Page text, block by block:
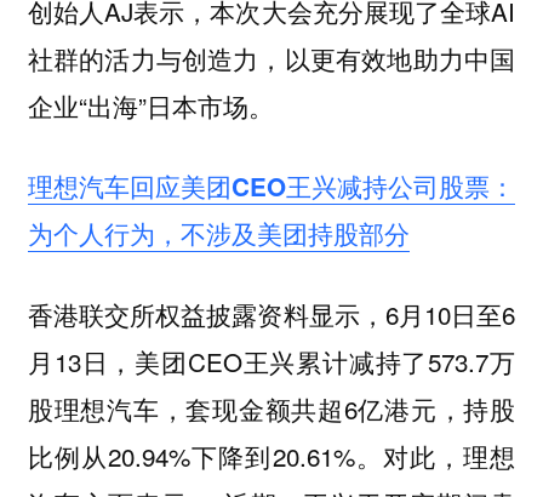
创始人AJ表示，本次大会充分展现了全球AI
社群的活力与创造力，以更有效地助力中国
企业“出海”日本市场。
理想汽车回应美团CEO王兴减持公司股票：
为个人行为，不涉及美团持股部分
香港联交所权益披露资料显示，6月10日至6
月13日，美团CEO王兴累计减持了573.7万
股理想汽车，套现金额共超6亿港元，持股
比例从20.94%下降到20.61%。对此，理想